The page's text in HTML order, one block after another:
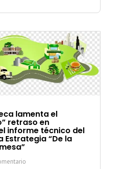
lamenta el
retraso en
informe técnico del
Estrategia “De la